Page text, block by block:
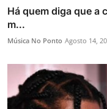
Há quem diga que a
m...
Música No Ponto Agosto 14,